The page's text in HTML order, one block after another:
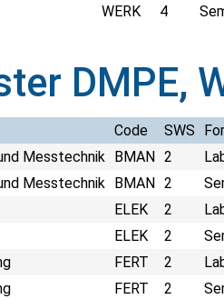
WERK 4
DMPE,
Code SWS
Messtechnik BMAN 2
Messtechnik BMAN 2
ELEK 2
ELEK 2
FERT 2
FERT 2